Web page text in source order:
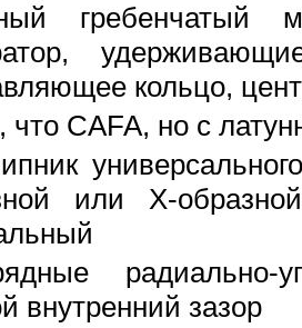
гребенчатый
кольцо,
что CAFA, но с
или Х-
радиально-
внутренний зазор